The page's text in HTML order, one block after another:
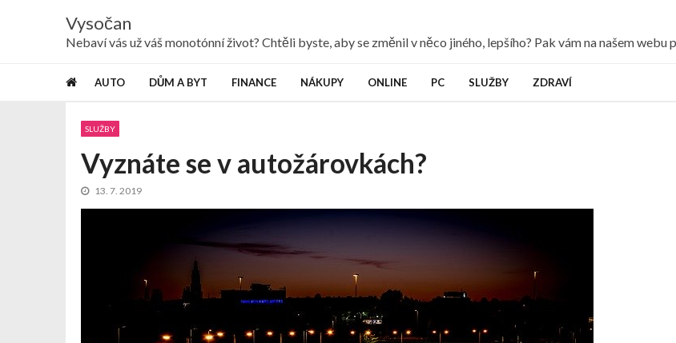
Vysočan
Nebaví vás už váš monotónní život? Chtěli byste, aby se změnil v něco jiného, lepšího? Pak vám na našem
AUTO DŮM A BYT FINANCE NÁKUPY ONLINE PC SLUŽBY ZDRAVÍ
SLUŽBY
Vyznáte se v autožárovkách?
13. 7. 2019